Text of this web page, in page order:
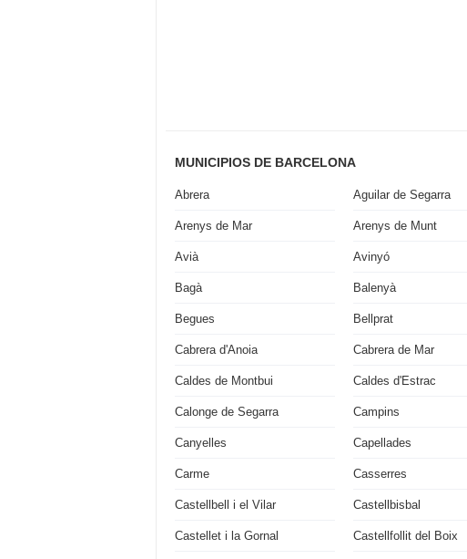
MUNICIPIOS DE BARCELONA
Abrera Aguilar de Segarra
Arenys de Mar Arenys de Munt
Avià Avinyó
Bagà Balenyà
Begues Bellprat
Cabrera d'Anoia Cabrera de Mar
Caldes de Montbui Caldes d'Estrac
Calonge de Segarra Campins
Canyelles Capellades
Carme Casserres
Castellbell i el Vilar Castellbisbal
Castellet i la Gornal Castellfollit del Boix